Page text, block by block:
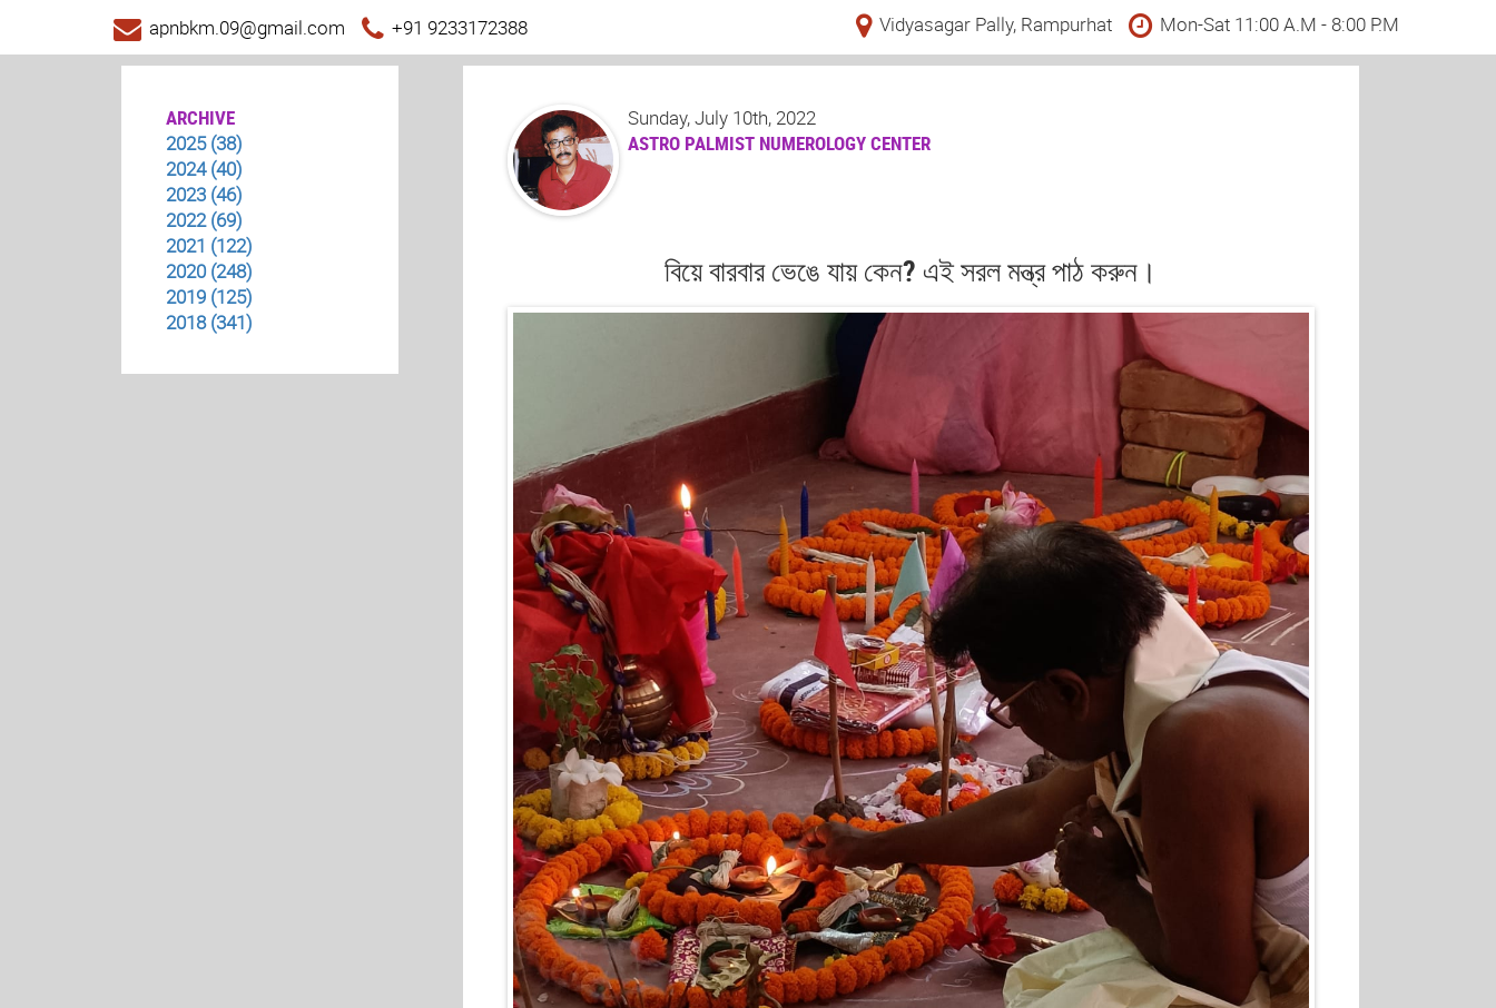
apnbkm.09@gmail.com +91 9233172388 Vidyasagar Pally, Rampurhat Mon-Sat 11:00 A.M - 8:00 P.M
ARCHIVE
2025 (38)
2024 (40)
2023 (46)
2022 (69)
2021 (122)
2020 (248)
2019 (125)
2018 (341)
Sunday, July 10th, 2022
ASTRO PALMIST NUMEROLOGY CENTER
বিয়ে বারবার ভেঙে যায় কেন? এই সরল মন্ত্র পাঠ করুন।